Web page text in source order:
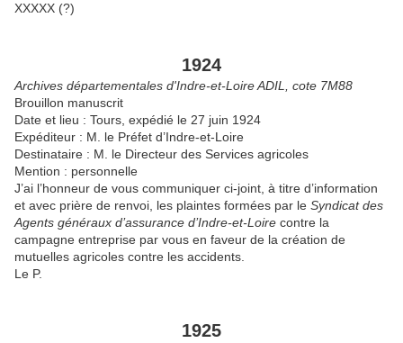
XXXXX (?)
1924
Archives départementales d'Indre-et-Loire ADIL, cote 7M88
Brouillon manuscrit
Date et lieu : Tours, expédié le 27 juin 1924
Expéditeur : M. le Préfet d’Indre-et-Loire
Destinataire : M. le Directeur des Services agricoles
Mention : personnelle
J’ai l’honneur de vous communiquer ci-joint, à titre d’information
et avec prière de renvoi, les plaintes formées par le Syndicat des
Agents généraux d’assurance d’Indre-et-Loire contre la
campagne entreprise par vous en faveur de la création de
mutuelles agricoles contre les accidents.
Le P.
1925